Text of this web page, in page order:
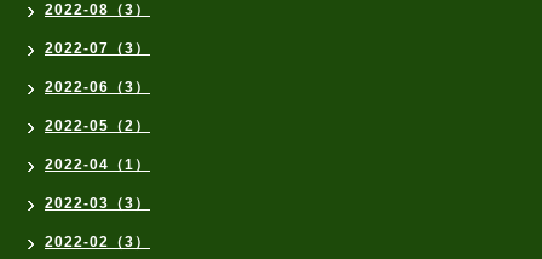
2022-08（3）
2022-07（3）
2022-06（3）
2022-05（2）
2022-04（1）
2022-03（3）
2022-02（3）